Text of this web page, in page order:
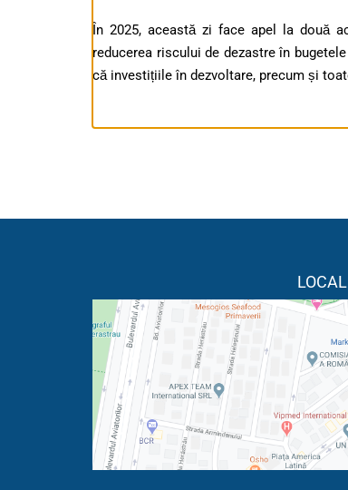
În 2025, această zi face apel la două
reducerea riscului de dezastre în
că investițiile în dezvoltare, precum și